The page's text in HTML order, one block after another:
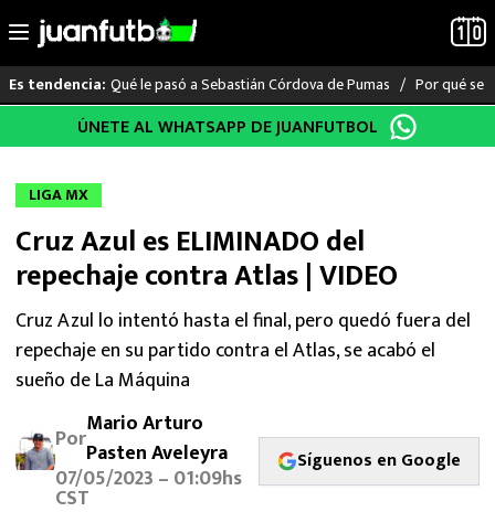
al
Es tendencia: Qué le pasó a Sebastián Córdova de Pumas Por qué se
LO ÚLTIMO
LIGA MX
RAYADOS
PUMAS
ATLANTE
FUTBOL INTERNACIONAL
ÚNETE AL WHATSAPP DE JUANFUTBOL
LIGA MX
Cruz Azul es ELIMINADO del
repechaje contra Atlas | VIDEO
Cruz Azul lo intentó hasta el final, pero quedó fuera del
repechaje en su partido contra el Atlas, se acabó el
sueño de La Máquina
PorMario Arturo
Pasten Aveleyra
07/05/2023 – 01:09hs
CST
Síguenos en Google